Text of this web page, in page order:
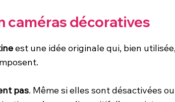
caméras décoratives
est une idée originale qui, bien
pas. Même si elles sont désactivées